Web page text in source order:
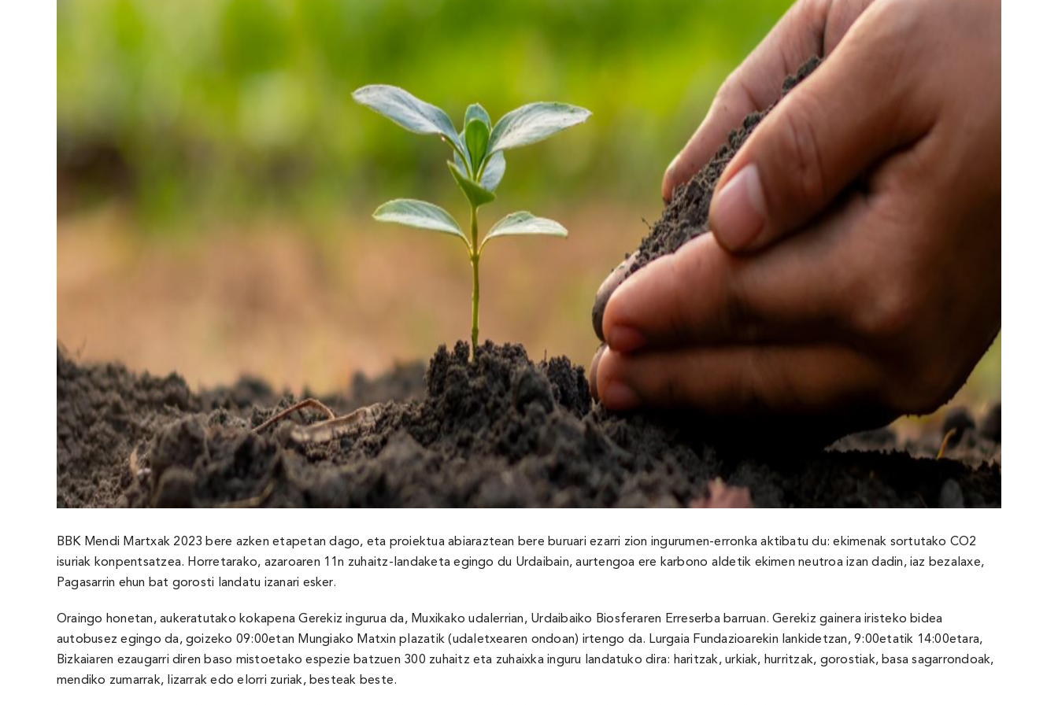
BBK Mendi Martxak 2023 bere azken etapetan dago, eta proiektua abiaraztean bere buruari ezarri zion ingurumen-erronka aktibatu du: ekimenak sortutako CO2
isuriak konpentsatzea. Horretarako, azaroaren 11n zuhaitz-landaketa egingo du Urdaibain, aurtengoa ere karbono aldetik ekimen neutroa izan dadin, iaz bezalaxe,
Pagasarrin ehun bat gorosti landatu izanari esker.
Oraingo honetan, aukeratutako kokapena Gerekiz ingurua da, Muxikako udalerrian, Urdaibaiko Biosferaren Erreserba barruan. Gerekiz gainera iristeko bidea
autobusez egingo da, goizeko 09:00etan Mungiako Matxin plazatik (udaletxearen ondoan) irtengo da. Lurgaia Fundazioarekin lankidetzan, 9:00etatik 14:00etara,
Bizkaiaren ezaugarri diren baso mistoetako espezie batzuen 300 zuhaitz eta zuhaixka inguru landatuko dira: haritzak, urkiak, hurritzak, gorostiak, basa sagarrondoak,
mendiko zumarrak, lizarrak edo elorri zuriak, besteak beste.